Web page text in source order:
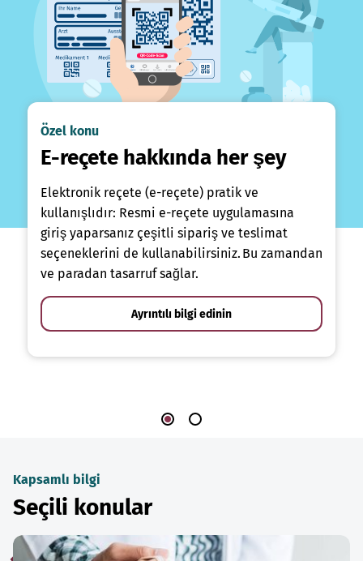
Özel konu
E-reçete hakkında her şey
Elektronik reçete (e-reçete) pratik ve
kullanışlıdır: Resmi e-reçete uygulamasına
giriş yaparsanız çeşitli sipariş ve teslimat
seçeneklerini de kullanabilirsiniz. Bu zamandan
ve paradan tasarruf sağlar.
Ayrıntılı bilgi edinin
Kapsamlı bilgi
Seçili konular